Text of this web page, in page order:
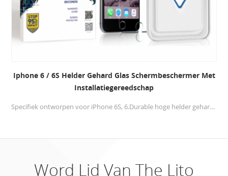
Iphone 6 / 6S Helder Gehard Glas Schermbeschermer Met
Installatiegereedschap
Specifiek ontworpen voor iPhone 6S, 6.Durable hoge helder gehard glazen schermbeschermer + Alignment Frame geeft u een soepele installatie-ervaring.
Word Lid Van The Lito